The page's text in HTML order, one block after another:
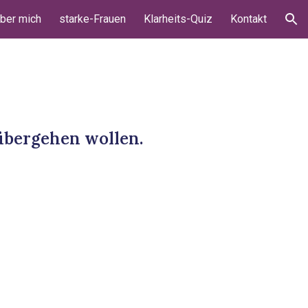
mich starke-Frauen Klarheits-Quiz Kontakt
wollen.